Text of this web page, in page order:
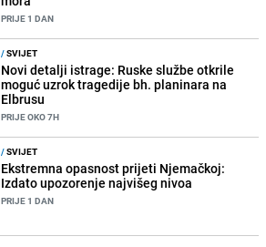
PRIJE 1 DAN
/SVIJET
Novi detalji istrage: Ruske službe otkrile
moguć uzrok tragedije bh. planinara na
Elbrusu
PRIJE OKO 7H
/SVIJET
Ekstremna opasnost prijeti Njemačkoj:
Izdato upozorenje najvišeg nivoa
PRIJE 1 DAN